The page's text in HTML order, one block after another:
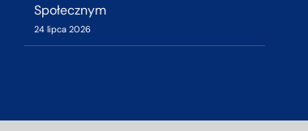
Społecznym
24 lipca 2026